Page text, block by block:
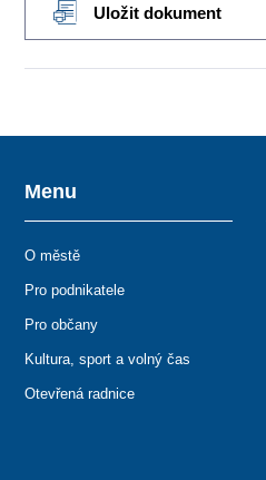
Uložit dokument
Menu
O městě
Pro podnikatele
Pro občany
Kultura, sport a volný čas
Otevřená radnice